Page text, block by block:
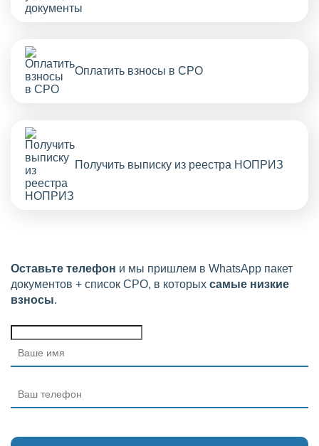
Оплатить взносы в СРО
Получить выписку из реестра НОПРИЗ
Оставьте телефон и мы пришлем в WhatsApp пакет
документов + список СРО, в которых самые низкие
взносы.